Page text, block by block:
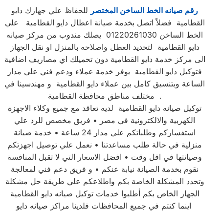
رقم صيانه الخط الساخن المختصر للحفاظ علي جهازك دايو
القطامية فضلاً اتصل بخدمة صيانة اعطال دايو القطامية علي
الخط الساخن 01220261030 يصلك مندوب من مركز صيانه
دايو القطامية لتحديد العطل واصلاحه بالمنزل او نقل الجهاز
الى مركز خدمة دايو القطامية دون تحميلك اي مصاريف اضافية
فتوكيل دايو القطامية يوفر خدمة عملاء ودعم فني علي مدار
الساعة وبتنسيق كامل بين عملاء دايو القطامية و مهندسينا في
مختلف مناطق محافظة القطامية .
توكيل صيانه دايو القطامية لديه تعاقد مع جميع وكلاء الاجهزة
الكهربية والالكترونية في مصر • فريق مخصص للرد علي
استفساركم وطلباتكم علي مدار 24 ساعة • خدمة صيانة
منزلية في حالة طلب مساعدتنا • نعمل علي توصيل اجهزتكم
وصيانتها في اقل وقت • افضل الاسعار التي لا تقبل المنافسة
نقوم بخدمة الصيانة نيابة عنكم • و فريق دعم فني لمعالجة
وتحدد المشكلة الخاصة بكم واطلاعكم علي طريقة حل مشكلة
الجهاز الخاص بكم أطلبوا خدمات توكيل صيانه دايو القطامية
اينما كنتم في جميع المحافظات فلدينا مراكز صيانه دايو